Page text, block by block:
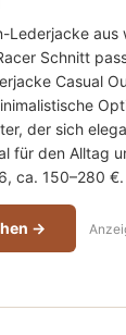
Lederjacke aus
Schnitt
Casual
der sich
für den Alltag
ca. 150–280 €.
→